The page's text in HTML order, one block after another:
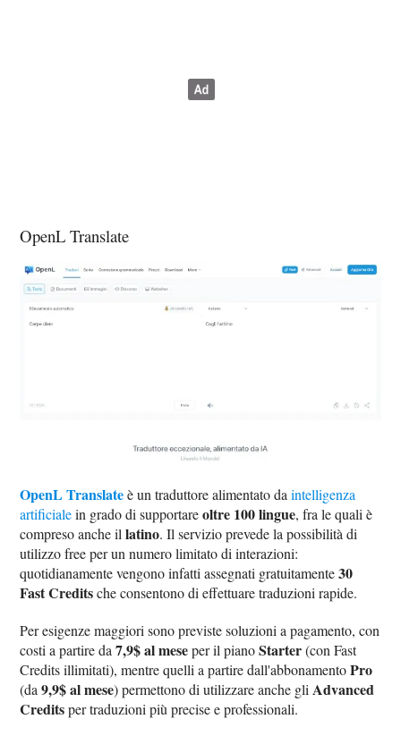
OpenL Translate
OpenL Translateè un traduttore alimentato daintelligenza
artificialein grado di supportareoltre 100 lingue, fra le quali è
compreso anche illatino. Il servizio prevede la possibilità di
utilizzo free per un numero limitato di interazioni:
quotidianamente vengono infatti assegnati gratuitamente30
Fast Creditsche consentono di effettuare traduzioni rapide.
Per esigenze maggiori sono previste soluzioni a pagamento, con
costi a partire da7,9$ al meseper il pianoStarter(con Fast
Credits illimitati), mentre quelli a partire dall'abbonamentoPro
(da9,9$ al mese) permettono di utilizzare anche gliAdvanced
Creditsper traduzioni più precise e professionali.